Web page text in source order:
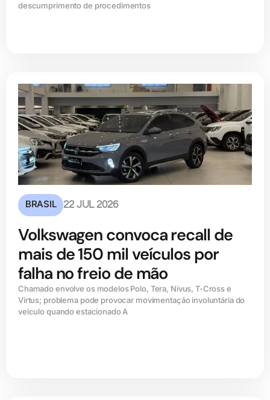
descumprimento de procedimentos
BRASIL 22 JUL 2026
Volkswagen convoca recall de
mais de 150 mil veículos por
falha no freio de mão
Chamado envolve os modelos Polo, Tera, Nivus, T-Cross e
Virtus; problema pode provocar movimentação involuntária do
veículo quando estacionado A